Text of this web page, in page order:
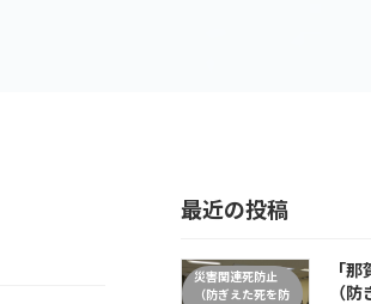
最近の投稿
災害関連死防止
（防ぎえた死を防
「
（